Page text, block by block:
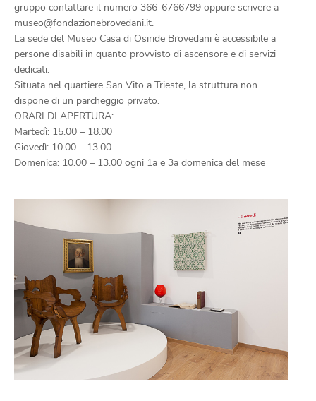
gruppo contattare il numero 366-6766799 oppure scrivere a
museo@fondazionebrovedani.it.
La sede del Museo Casa di Osiride Brovedani è accessibile a
persone disabili in quanto provvisto di ascensore e di servizi
dedicati.
Situata nel quartiere San Vito a Trieste, la struttura non
dispone di un parcheggio privato.
ORARI DI APERTURA:
Martedì: 15.00 – 18.00
Giovedì: 10.00 – 13.00
Domenica: 10.00 – 13.00 ogni 1a e 3a domenica del mese